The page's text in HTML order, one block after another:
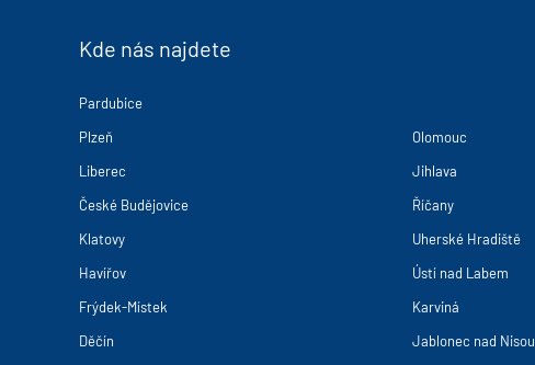
Kde nás najdete
Pardubice
Plzeň
Olomouc
Liberec
Jihlava
České Budějovice
Říčany
Klatovy
Uherské Hradiště
Havířov
Ústí nad Labem
Frýdek-Místek
Karviná
Děčín
Jablonec nad Nisou